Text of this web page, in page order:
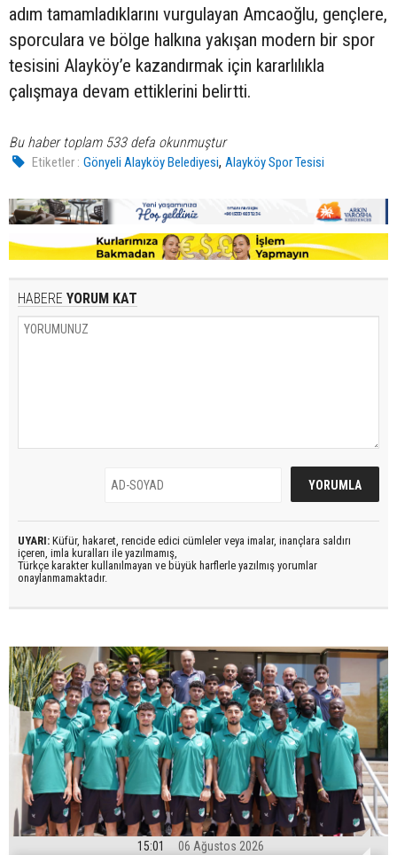
adım tamamladıklarını vurgulayan Amcaoğlu, gençlere,
sporculara ve bölge halkına yakışan modern bir spor
tesisini Alayköy’e kazandırmak için kararlılıkla
çalışmaya devam ettiklerini belirtti.
Bu haber toplam 533 defa okunmuştur
Etiketler : Gönyeli Alayköy Belediyesi,Alayköy Spor Tesisi
HABERE YORUM KAT
UYARI: Küfür, hakaret, rencide edici cümleler veya imalar, inançlara saldırı
içeren, imla kuralları ile yazılmamış,
Türkçe karakter kullanılmayan ve büyük harflerle yazılmış yorumlar
onaylanmamaktadır.
15:01 06 Ağustos 2026